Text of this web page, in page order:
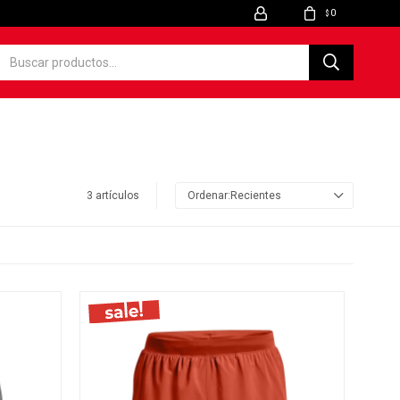
$ 0
3 artículos Recientes